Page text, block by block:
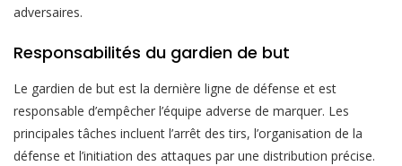
adversaires.
Responsabilités du gardien de but
Le gardien de but est la dernière ligne de défense et est
responsable d’empêcher l’équipe adverse de marquer. Les
principales tâches incluent l’arrêt des tirs, l’organisation de la
défense et l’initiation des attaques par une distribution précise.